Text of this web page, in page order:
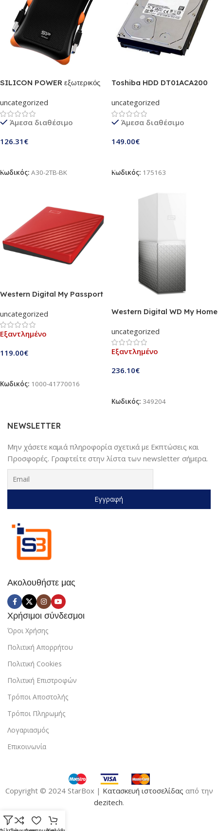
SILICON POWER εξωτερικός
αντικραδασμικό-αδιάβροχο,
μαύρο
uncategorized
Άμεσα διαθέσιμο
126.31 €
Κωδικός: A30-2TB-BK
Toshiba HDD DT01ACA200
uncategorized
Άμεσα διαθέσιμο
149.00€
Κωδικός: 175163
Western Digital My Passport
uncategorized
Εξαντλημένο
119.00€
Κωδικός: 1000-41770016
Western Digital WD My Home
(WDBVXC0020HWT-EESN)
uncategorized
Εξαντλημένο
236.10€
Κωδικός: 349204
Ακολουθήστε μας
Χρήσιμοι σύνδεσμοι
Όροι Χρήσης
Πολιτική Απορρήτου
Πολιτική Cookies
Πολιτική Επιστροφών
Τρόποι Αποστολής
Τρόποι Πληρωμής
Λογαριασμός
Επικοινωνία
NEWSLETTER
Μην χάσετε καμιά πληροφορία σχετικά με Εκπτώσεις και
Προσφορές. Γραφτείτε στην λίστα των newsletter σήμερα.
Copyright © 2024 StarBox | Κατασκευή ιστοσελίδας από την
dezitech.